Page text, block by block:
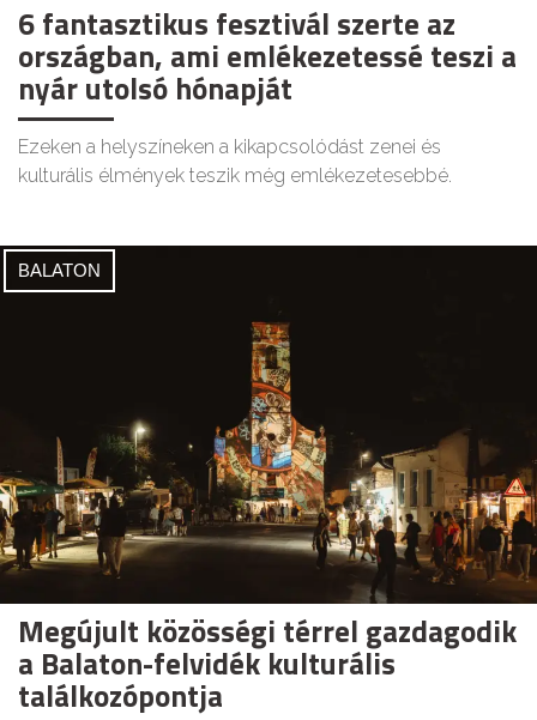
6 fantasztikus fesztivál szerte az
országban, ami emlékezetessé teszi a
nyár utolsó hónapját
Ezeken a helyszíneken a kikapcsolódást zenei és
kulturális élmények teszik még emlékezetesebbé.
BALATON
Megújult közösségi térrel gazdagodik
a Balaton-felvidék kulturális
találkozópontja